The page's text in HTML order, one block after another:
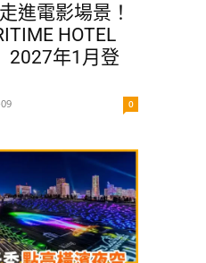
進電影場景！
HOTEL
2027年1月登
0